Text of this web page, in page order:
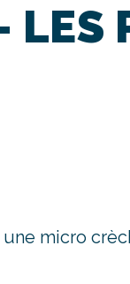
micro